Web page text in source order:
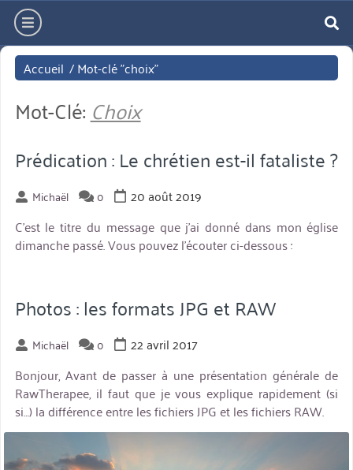
Aller
directement
au
contenu
hamburger
Accueil /Mot-clé "choix"
Mot-Clé: Choix
Prédication : Le chrétien est-il fataliste ?
Michaël 0
20 août 2019
C’est le titre du message que j’ai donné dans mon église
dimanche passé. Vous pouvez l’écouter ci-dessous :
Photos : les formats JPG et RAW
Michaël 0
22 avril 2017
Bonjour, Avant de passer à une présentation générale de
RawTherapee, il faut que je vous explique rapidement (si
si…) la différence entre les fichiers JPG et les fichiers RAW.